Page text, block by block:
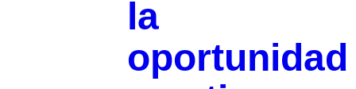
la
oportunidad